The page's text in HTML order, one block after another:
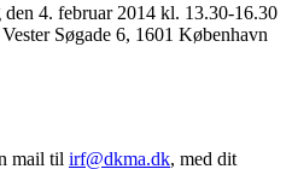
4. februar 2014 kl. 13.30-16.30
Søgade 6, 1601 København
mail til irf@dkma.dk, med dit